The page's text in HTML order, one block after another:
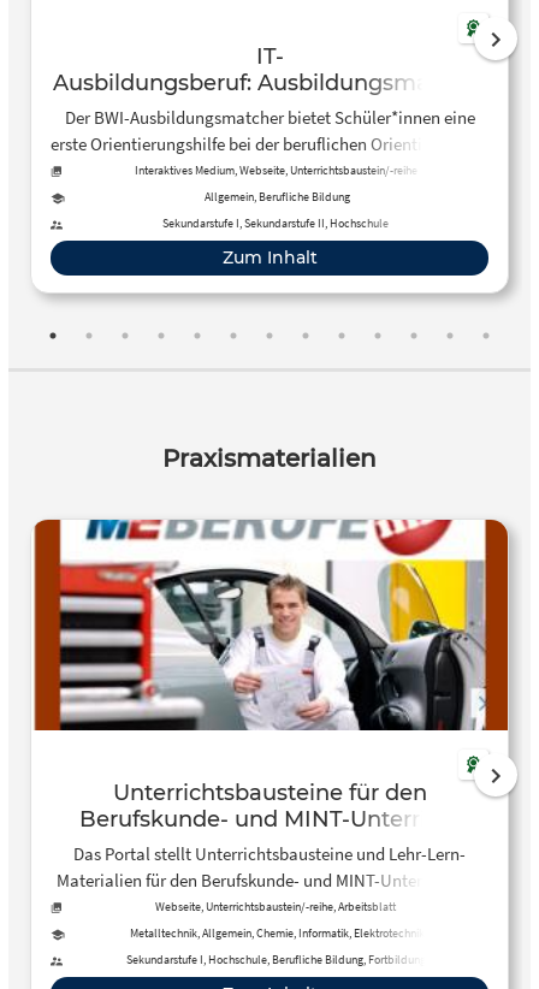
IT-
Ausbildungsberuf: Ausbildungsmatcher
Der BWI-Ausbildungsmatcher bietet Schüler*innen eine
erste Orientierungshilfe bei der beruflichen Orientierung im
Bereich der IT-Ausbildungsberufe.
Interaktives Medium, Webseite, Unterrichtsbaustein/-reihe
Allgemein, Berufliche Bildung
Sekundarstufe I, Sekundarstufe II, Hochschule
Zum Inhalt
Praxismaterialien
Unterrichtsbausteine für den
Berufskunde- und MINT-Unterricht
Das Portal stellt Unterrichtsbausteine und Lehr-Lern-
Materialien für den Berufskunde- und MINT-Unterricht zur
Verfügung. Die Materialien sind auch für den
Distanzunterricht geeigent.
Webseite, Unterrichtsbaustein/-reihe, Arbeitsblatt
Metalltechnik, Allgemein, Chemie, Informatik, Elektrotechnik
Sekundarstufe I, Hochschule, Berufliche Bildung, Fortbildung